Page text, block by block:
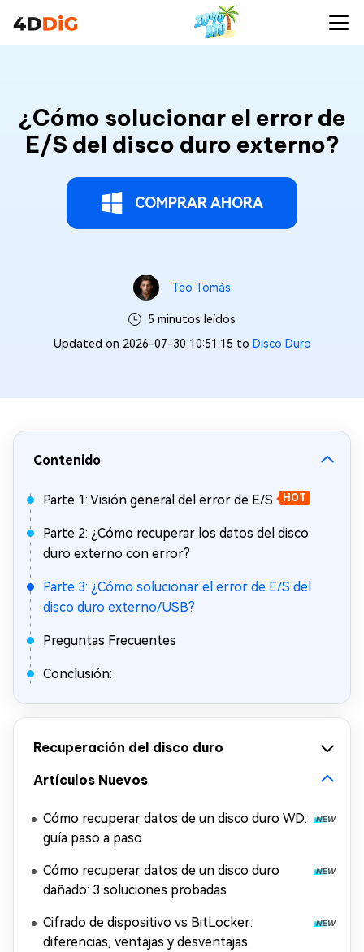
¿Cómo solucionar el error de
E/S del disco duro externo?
COMPRAR AHORA
Teo Tomás
5 minutos leídos
Updated on 2026-07-30 10:51:15 to Disco Duro
Contenido
Parte 1: Visión general del error de E/S HOT
Parte 2: ¿Cómo recuperar los datos del disco
duro externo con error?
Parte 3: ¿Cómo solucionar el error de E/S del
disco duro externo/USB?
Preguntas Frecuentes
Conclusión:
Recuperación del disco duro
Artículos Nuevos
Cómo recuperar datos de un disco duro WD:
guía paso a paso
Cómo recuperar datos de un disco duro
dañado: 3 soluciones probadas
Cifrado de dispositivo vs BitLocker:
diferencias, ventajas y desventajas